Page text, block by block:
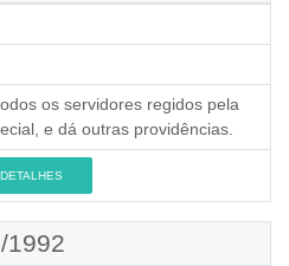
os servidores regidos pela
e dá outras providências.
1992